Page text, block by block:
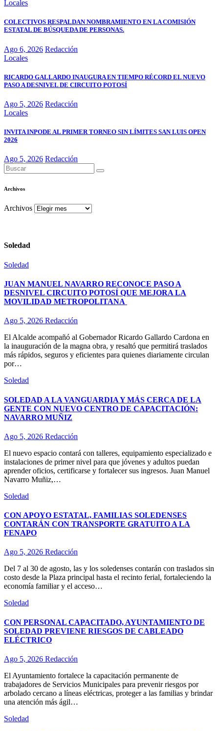
Locales
COLECTIVOS RESPALDAN NOMBRAMIENTO EN LA COMISIÓN
ESTATAL DE BÚSQUEDA DE PERSONAS.
Ago 6, 2026 Redacción
Locales
RICARDO GALLARDO INAUGURA EN TIEMPO RÉCORD EL NUEVO
PASO A DESNIVEL DE CIRCUITO POTOSÍ
Ago 5, 2026 Redacción
Locales
INVITA INPODE AL PRIMER TORNEO SIN LÍMITES SAN LUIS OPEN
2026
Ago 5, 2026 Redacción
Archivos
Archivos
Soledad
Soledad
JUAN MANUEL NAVARRO RECONOCE PASO A
DESNIVEL CIRCUITO POTOSÍ QUE MEJORA LA
MOVILIDAD METROPOLITANA
Ago 5, 2026 Redacción
El Alcalde acompañó al Gobernador Ricardo Gallardo Cardona en
la inauguración de la magna obra, y resaltó que permitirá traslados
más rápidos, seguros y eficientes para quienes diariamente circulan
por…
Soledad
SOLEDAD A LA VANGUARDIA Y MÁS CERCA DE LA
GENTE CON NUEVO CENTRO DE CAPACITACIÓN:
NAVARRO MUÑIZ
Ago 5, 2026 Redacción
El nuevo espacio contará con talleres, equipamiento especializado e
instalaciones de primer nivel para que jóvenes y adultos puedan
aprender oficios, certificarse y fortalecer sus ingresos. Juan Manuel
Navarro Muñiz,…
Soledad
CON APOYO ESTATAL, FAMILIAS SOLEDENSES
CONTARÁN CON TRANSPORTE GRATUITO A LA
FENAPO
Ago 5, 2026 Redacción
Del 7 al 30 de agosto, las y los soledenses contarán con traslados sin
costo desde la Plaza principal hasta el recinto ferial, fortaleciendo la
economía familiar y el acceso…
Soledad
CON PERSONAL CAPACITADO, AYUNTAMIENTO DE
SOLEDAD PREVIENE RIESGOS DE CABLEADO
ELÉCTRICO
Ago 5, 2026 Redacción
El Ayuntamiento fortalece la capacitación permanente de
trabajadores de Servicios Municipales para prevenir riesgos por
arbolado cercano a líneas eléctricas, proteger a las familias y brindar
una atención más ágil…
Soledad